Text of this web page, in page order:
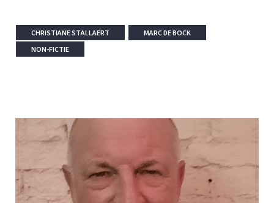
CHRISTIANE STALLAERT
MARC DE BOCK
NON-FICTIE